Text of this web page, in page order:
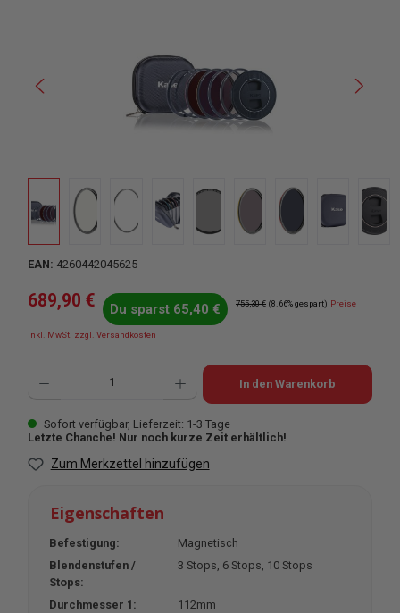
EAN: 4260442045625
689,90 € Du sparst 65,40 € Regulärer Preis:
755,30 € (8.66% gespart) Preise
inkl. MwSt. zzgl. Versandkosten
Produkt Anzahl: Gib den gewünschten Wert ein oder benutze die
In den Warenkorb
Sofort verfügbar, Lieferzeit: 1-3 Tage
Letzte Chanche! Nur noch kurze Zeit erhältlich!
Zum Merkzettel hinzufügen
Eigenschaften
Befestigung:
Magnetisch
Blendenstufen /
Stops:
3 Stops, 6 Stops, 10 Stops
Durchmesser 1:
112mm